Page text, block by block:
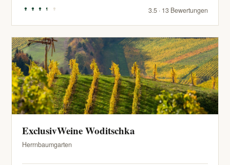
3.5 · 13 Bewertungen
ExclusivWeine Woditschka
Herrnbaumgarten